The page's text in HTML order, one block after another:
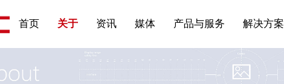
首页 关于
资讯
媒体
刊物专题三
产品与服务
产品&服务系列一 | 第02条
解决方案
应用领域7